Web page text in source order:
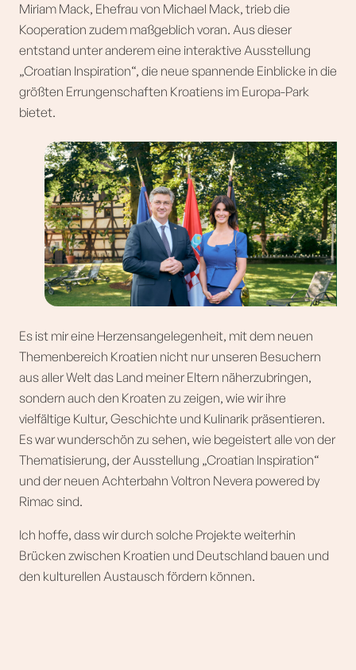
Miriam Mack, Ehefrau von Michael Mack, trieb die
Kooperation zudem maßgeblich voran. Aus dieser
entstand unter anderem eine interaktive Ausstellung
„Croatian Inspiration“, die neue spannende Einblicke in die
größten Errungenschaften Kroatiens im Europa-Park
bietet.
Es ist mir eine Herzensangelegenheit, mit dem neuen
Themenbereich Kroatien nicht nur unseren Besuchern
aus aller Welt das Land meiner Eltern näherzubringen,
sondern auch den Kroaten zu zeigen, wie wir ihre
vielfältige Kultur, Geschichte und Kulinarik präsentieren.
Es war wunderschön zu sehen, wie begeistert alle von der
Thematisierung, der Ausstellung „Croatian Inspiration“
und der neuen Achterbahn Voltron Nevera powered by
Rimac sind.
Ich hoffe, dass wir durch solche Projekte weiterhin
Brücken zwischen Kroatien und Deutschland bauen und
den kulturellen Austausch fördern können.